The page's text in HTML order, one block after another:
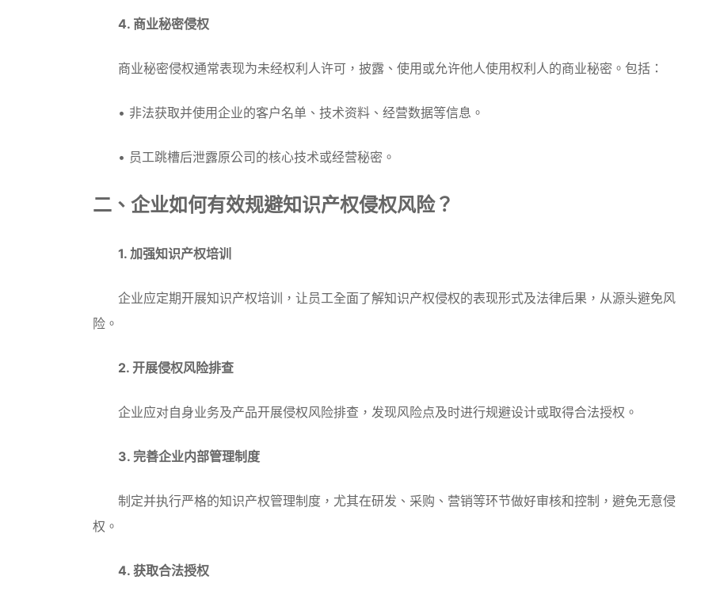
4. 商业秘密侵权
商业秘密侵权通常表现为未经权利人许可，披露、使用或允许他人使用权利人的商业秘密。包括：
• 非法获取并使用企业的客户名单、技术资料、经营数据等信息。
• 员工跳槽后泄露原公司的核心技术或经营秘密。
二、企业如何有效规避知识产权侵权风险？
1. 加强知识产权培训
企业应定期开展知识产权培训，让员工全面了解知识产权侵权的表现形式及法律后果，从源头避免风
险。
2. 开展侵权风险排查
企业应对自身业务及产品开展侵权风险排查，发现风险点及时进行规避设计或取得合法授权。
3. 完善企业内部管理制度
制定并执行严格的知识产权管理制度，尤其在研发、采购、营销等环节做好审核和控制，避免无意侵
权。
4. 获取合法授权